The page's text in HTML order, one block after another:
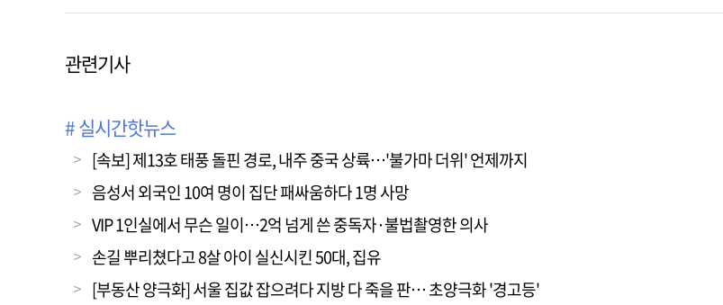
관련기사
# 실시간핫뉴스
[속보] 제13호 태풍 돌핀 경로, 내주 중국 상륙…'불가마 더위' 언제까지
음성서 외국인 10여 명이 집단 패싸움하다 1명 사망
VIP 1인실에서 무슨 일이…2억 넘게 쓴 중독자·불법촬영한 의사
손길 뿌리쳤다고 8살 아이 실신시킨 50대, 집유
[부동산 양극화] 서울 집값 잡으려다 지방 다 죽을 판… 초양극화 '경고등'